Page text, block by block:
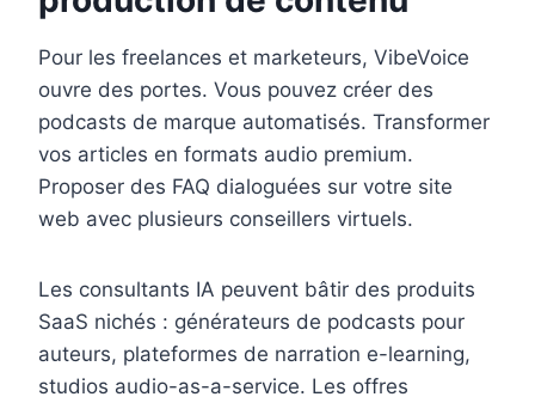
Pour les freelances et marketeurs, VibeVoice
ouvre des portes. Vous pouvez créer des
podcasts de marque automatisés. Transformer
vos articles en formats audio premium.
Proposer des FAQ dialoguées sur votre site
web avec plusieurs conseillers virtuels.
Les consultants IA peuvent bâtir des produits
SaaS nichés : générateurs de podcasts pour
auteurs, plateformes de narration e-learning,
studios audio-as-a-service. Les offres